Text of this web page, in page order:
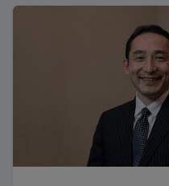
Related Links
アジアにおける0-1時間アル
Peptide for Lifeイニシアチブ
アジアにおける心不全 – 現在
2型糖尿病心不全の予防に向
CANVAS試験：NT-proBNP
高感度トロポニンT（hs-TnT
アジアで0h/1hアルゴリズム